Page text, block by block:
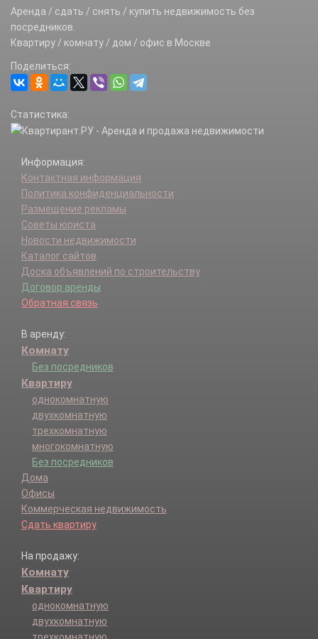
Московский п.
Мосрентген п.
Новофедоровское п.
Роговское п.
Рязановское п.
Троицк г.
Филимонковское п.
Щербинка г.
Аренда / сдать / снять / купить недвижимость без
посредников.
Квартиру / комнату / дом / офис в Москве
Поделиться:
Статистика:
Информация:
Контактная информация
Политика конфиденциальности
Размещение рекламы
Советы юриста
Новости недвижимости
Каталог сайтов
Доска объявлений по строительству
Договор аренды
Обратная связь
В аренду:
Комнату
Без посредников
Квартиру
однокомнатную
двухкомнатную
трехкомнатную
многокомнатную
Без посредников
Дома
Офисы
Коммерческая недвижимость
Сдать квартиру
На продажу:
Комнату
Квартиру
однокомнатную
двухкомнатную